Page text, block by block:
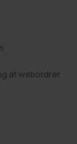
af webordrer